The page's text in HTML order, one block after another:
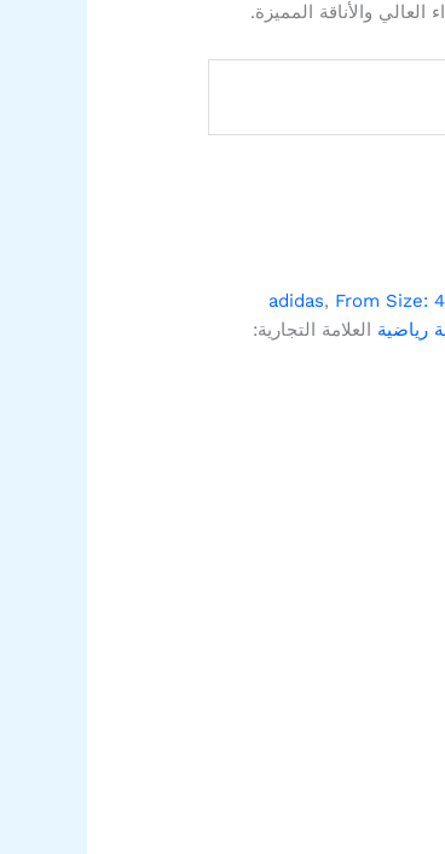
والأناقة المميزة.
adidas, From Size:
رياضية العلامة التجارية: